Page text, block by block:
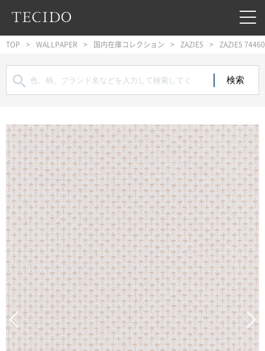
フッターへジャンプ
TOP WALLPAPER 国内在庫コレクション ZAZIE5 ZAZIE5
